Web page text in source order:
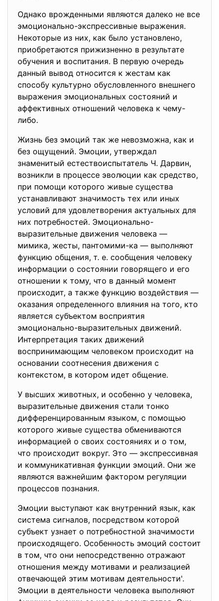
Однако врожденными являются далеко не все
эмоционально-экспрессивные выражения.
Некоторые из них, как было установлено,
приобретаются прижизненно в результате
обучения и воспитания. В первую очередь
данный вывод относится к жестам как
способу культурно обусловленного внешнего
выражения эмоциональных состояний и
аффективных отношений человека к чему-
либо.
Жизнь без эмоций так же невозможна, как и
без ощущений. Эмоции, утверждал
знаменитый естествоиспытатель Ч. Дарвин,
возникли в процессе эволюции как средство,
при помощи которого живые существа
устанавливают значимость тех или иных
условий для удовлетворения актуальных для
них потребностей. Эмоционально-
выразительные движения человека —
мимика, жесты, пантомими-ка — выполняют
функцию общения, т. е. сообщения человеку
информации о состоянии говорящего и его
отношении к тому, что в данный момент
происходит, а также функцию воздействия —
оказания определенного влияния на того, кто
является субъектом восприятия
эмоционально-выразительных движений.
Интерпретация таких движений
воспринимающим человеком происходит на
основании соотнесения движения с
контекстом, в котором идет общение.
У высших животных, и особенно у человека,
выразительные движения стали тонко
дифференцированным языком, с помощью
которого живые существа обмениваются
информацией о своих состояниях и о том,
что происходит вокруг. Это — экспрессивная
и коммуникативная функции эмоций. Они же
являются важнейшим фактором регуляции
процессов познания.
Эмоции выступают как внутренний язык, как
система сигналов, посредством которой
субъект узнает о потребностной значимости
происходящего. Особенность эмоций состоит
в том, что они непосредственно отражают
отношения между мотивами и реализацией
отвечающей этим мотивам деятельности'.
Эмоции в деятельности человека выполняют